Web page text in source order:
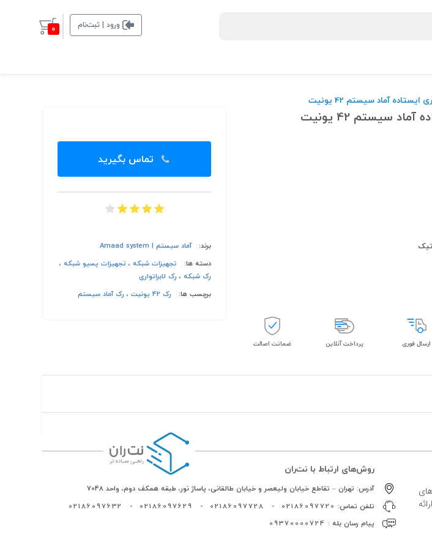
ورود | ثبت‌نام 0
ایستاده آماد سیستم 42 یونیت
سیستم 42 یونیت
ارسال فوری پرداخت آنلاین ضمانت اصالت
تماس بگیرید
برند:
آماد سیستم | Amaad system
دسته ها:
تجهیزات شبکه، تجهیزات پسیو شبکه،
رک شبکه، رک لابراتواری
برچسب ها:
رک 42 یونیت ، رک آماد سیستم
روش‌های ارتباط با نت‌ران
آدرس: تهران – تقاطع خیابان ولیعصر و خیابان طالقانی، پاساژ نور، طبقه همکف دوم، واحد 7048
تلفن تماس: 02186097720
-
02186097728
-
02186097629
-
02186097632
پیام رسان بله : 09370000724